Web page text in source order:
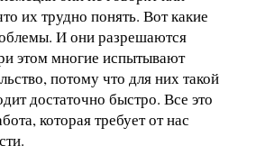
их трудно понять. Вот какие
И они разрешаются
этом многие испытывают
потому что для них такой
достаточно быстро. Все это
которая требует от нас